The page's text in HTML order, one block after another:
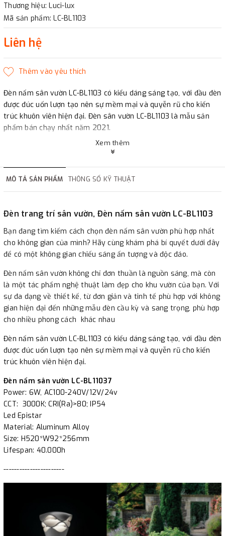
Thương hiệu: Luci-lux
Mã sản phẩm: LC-BL1103
Liên hệ
Đèn nấm sân vườn LC-BL1103 có kiểu dáng sáng tạo, với đầu đèn
được đúc uốn lượn tạo nên sự mềm mại và quyễn rũ cho kiến
trúc khuôn viên hiện đại. Đèn sân vườn LC-BL1103 là mẫu sản
phẩm bán chạy nhất năm 2021.
Đèn nấm sân vườn LC-BL11037
Power: 6W, AC100-240V/12V/24v
Material:Alluminum Alloy
Size: H520*W92*256mm
-----------------------
Xem thêm
MÔ TẢ SẢN PHẨM THÔNG SỐ KỸ THUẬT
Đèn trang trí sân vườn, Đèn nấm sân vườn LC-BL1103
Bạn đang tìm kiếm cách chọn đèn nấm sân vườn phù hợp nhất
cho không gian của mình? Hãy cùng khám phá bí quyết dưới đây
để có một không gian chiếu sáng ấn tượng và độc đáo.
Đèn nấm sân vườn không chỉ đơn thuần là nguồn sáng, mà còn
là một tác phẩm nghệ thuật làm đẹp cho khu vườn của bạn. Với
sự đa dạng về thiết kế, từ đơn giản và tinh tế phù hợp với không
gian hiện đại đến những mẫu đèn cầu kỳ và sang trọng, phù hợp
cho nhiều phong cách khác nhau
Đèn nấm sân vườn LC-BL1103 có kiểu dáng sáng tạo, với đầu đèn
được đúc uốn lượn tạo nên sự mềm mại và quyễn rũ cho kiến
trúc khuôn viên hiện đại.
Đèn nấm sân vườn LC-BL11037
Power: 6W, AC100-240V/12V/24v
CCT: 3000K; CRI(Ra)>80; IP54
Led Epistar
Material: Aluminum Alloy
Size: H520*W92*256mm
Lifespan: 40.000h
-----------------------